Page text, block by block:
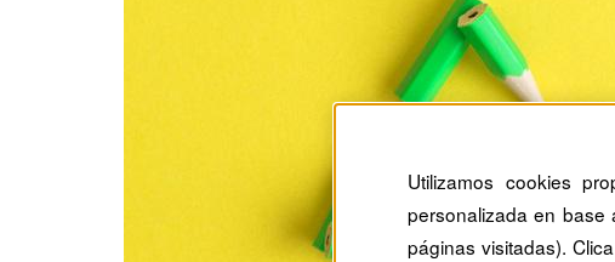
Utilizamos cookies
personalizada en base
páginas visitadas). Clica